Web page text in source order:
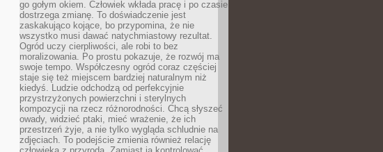
go gołym okiem. Człowiek wkłada pracę i po czasie
dostrzega zmianę. To doświadczenie jest
zaskakująco kojące, bo przypomina, że nie
wszystko musi dawać natychmiastowy rezultat.
Ogród uczy cierpliwości, ale robi to bez
moralizowania. Po prostu pokazuje, że rozwój ma
swoje tempo. Współczesny ogród coraz częściej
staje się też miejscem bardziej naturalnym niż
kiedyś. Ludzie odchodzą od perfekcyjnie
przystrzyżonych powierzchni i sterylnych
kompozycji na rzecz różnorodności. Chcą słyszeć
owady, widzieć ptaki, mieć wrażenie, że ich
przestrzeń żyje, a nie tylko wygląda schludnie na
zdjęciach. To podejście zmienia również relację